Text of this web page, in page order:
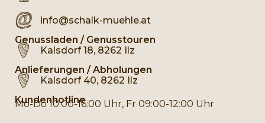
info@schalk-muehle.at
Genussladen / Genusstouren
Kalsdorf 18, 8262 Ilz
Anlieferungen / Abholungen
Kalsdorf 40, 8262 Ilz
Kundenhotline
Mo-Do 10:00-16:00 Uhr, Fr 09:00-12:00 Uhr